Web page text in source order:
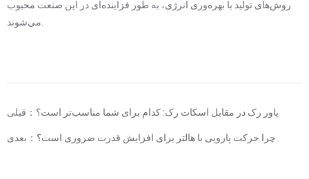
روش‌های تولید با بهره‌وری انرژی، به طور فزاینده‌ای در این صنعت محبوب
می‌شوند.
قبلی： پاور رک در مقابل اسکات رک: کدام برای شما مناسب‌تر است؟
بعدی： چرا حرکت پارویی با هالتر برای افزایش قدرت ضروری است؟